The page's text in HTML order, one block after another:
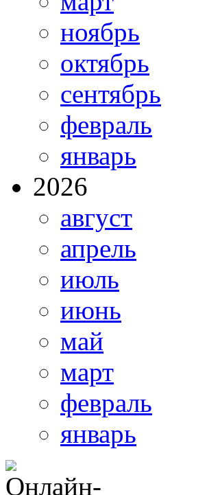
ноябрь
октябрь
сентябрь
февраль
январь
2026
август
апрель
июль
июнь
май
март
февраль
январь